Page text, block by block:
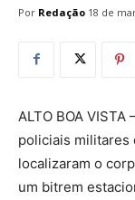
Por Redação 18 de
ALTO BOA
policiais militares
localizaram o
um bitrem